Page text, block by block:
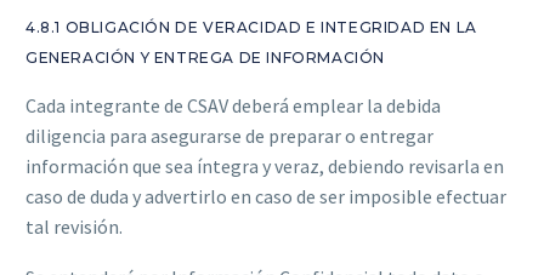
4.8.1 OBLIGACIÓN DE VERACIDAD E INTEGRIDAD EN LA
GENERACIÓN Y ENTREGA DE INFORMACIÓN
Cada integrante de CSAV deberá emplear la debida
diligencia para asegurarse de preparar o entregar
información que sea íntegra y veraz, debiendo revisarla en
caso de duda y advertirlo en caso de ser imposible efectuar
tal revisión.